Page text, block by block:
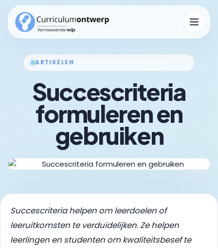
Menu
Kennisbank Submenu Kennisbank openen
ARTIKELEN
Succescriteria
formuleren en
gebruiken
Succescriteria helpen om leerdoelen of
leeruitkomsten te verduidelijken. Ze helpen
leerlingen en studenten om kwaliteitsbesef te